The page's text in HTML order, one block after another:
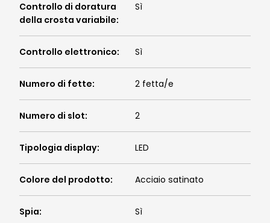
Controllo di doratura
della crosta variabile:
Sì
Controllo elettronico: Sì
Numero di fette: 2 fetta/e
Numero di slot: 2
Tipologia display: LED
Colore del prodotto: Acciaio satinato
Spia: Sì